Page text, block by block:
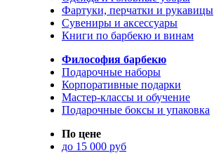
Фартуки, перчатки и рукавицы
Сувениры и аксессуары
Книги по барбекю и винам
Философия барбекю
Подарочные наборы
Корпоративные подарки
Мастер-классы и обучение
Подарочные боксы и упаковка
По цене
до 15 000 руб